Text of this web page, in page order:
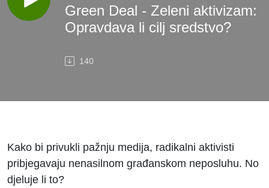
Green Deal - Zeleni aktivizam:
Opravdava li cilj sredstvo?
140
Kako bi privukli pažnju medija, radikalni aktivisti
pribjegavaju nenasilnom građanskom neposluhu. No
djeluje li to?